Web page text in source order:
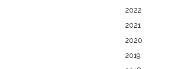
2022
2021
2020
2019